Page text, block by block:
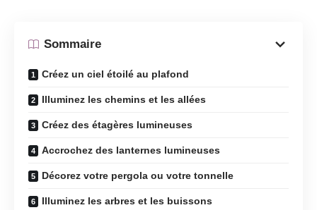
Sommaire
Créez un ciel étoilé au plafond
Illuminez les chemins et les allées
Créez des étagères lumineuses
Accrochez des lanternes lumineuses
Décorez votre pergola ou votre tonnelle
Illuminez les arbres et les buissons